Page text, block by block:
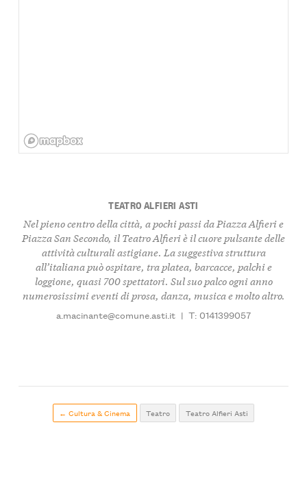
TEATRO ALFIERI ASTI
Nel pieno centro della città, a pochi passi da Piazza Alfieri e
Piazza San Secondo, il Teatro Alfieri è il cuore pulsante delle
attività culturali astigiane. La suggestiva struttura
all’italiana può ospitare, tra platea, barcacce, palchi e
loggione, quasi 700 spettatori. Sul suo palco ogni anno
numerosissimi eventi di prosa, danza, musica e molto altro.
a.macinante@comune.asti.it | T: 0141399057
← Cultura & Cinema Teatro Teatro Alfieri Asti